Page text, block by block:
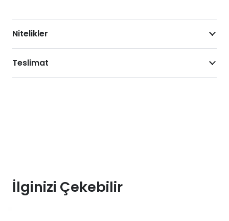
Nitelikler
Teslimat
İlginizi Çekebilir